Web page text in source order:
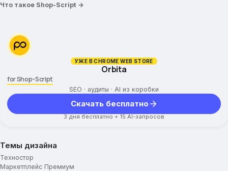
Что такое Shop-Script →
УЖЕ В CHROME WEB STORE
Orbita
for Shop-Script
SEO · аудиты · AI из коробки
Скачать бесплатно
3 дня бесплатно + 15 AI-запросов
Темы дизайна
Техностор
Маркетплейс Премиум